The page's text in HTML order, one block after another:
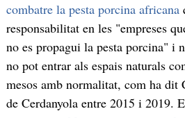
combatre la pesta porcina africana
responsabilitat en les "empreses
no es propagui la pesta porcina" i
no pot entrar als espais naturals
mesos amb normalitat, com ha dit
de Cerdanyola entre 2015 i 2019.